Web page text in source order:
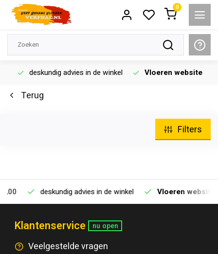
0
deskundig advies in de winkel Vloeren website
Terug
Filters
deskundig advies in de winkel Vloeren website
Klantenservice nu open
Veelgestelde vragen